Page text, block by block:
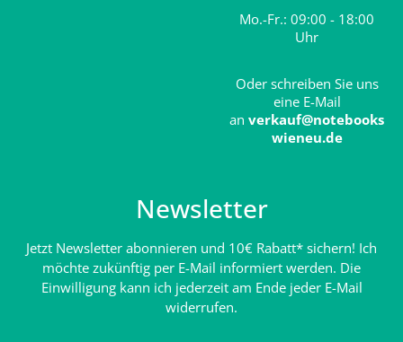
Mo.-Fr.: 09:00 - 18:00
Uhr
Oder schreiben Sie uns
eine E-Mail
an verkauf@notebooks
wieneu.de
Newsletter
Jetzt Newsletter abonnieren und 10€ Rabatt* sichern! Ich
möchte zukünftig per E-Mail informiert werden. Die
Einwilligung kann ich jederzeit am Ende jeder E-Mail
widerrufen.